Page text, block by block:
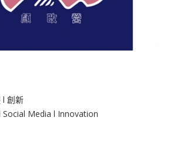
l 創新
Media l Innovation